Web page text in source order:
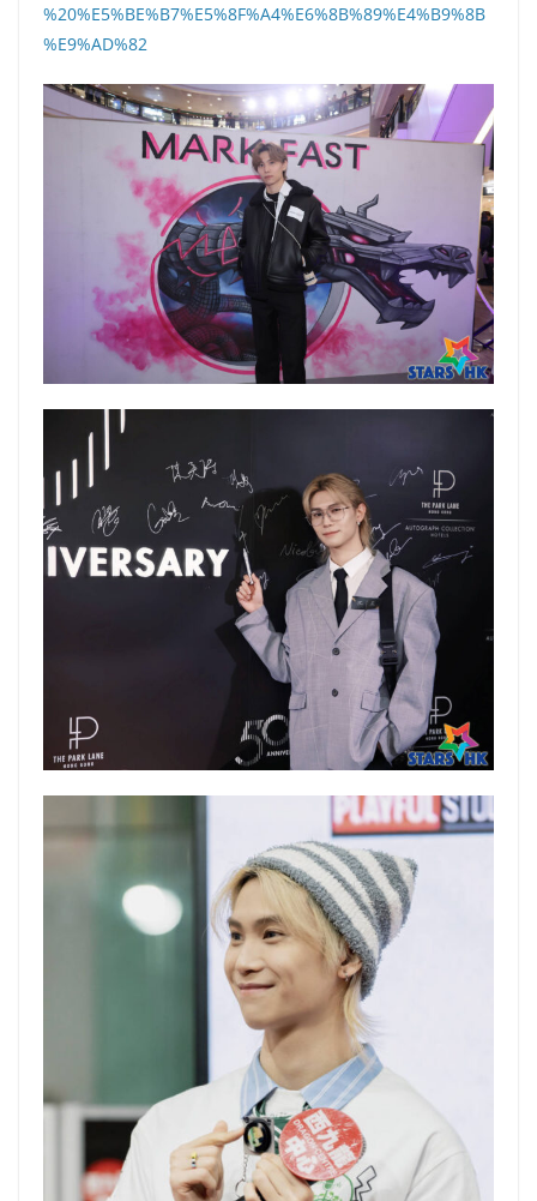
%20%E5%BE%B7%E5%8F%A4%E6%8B%89%E4%B9%8B
%E9%AD%82